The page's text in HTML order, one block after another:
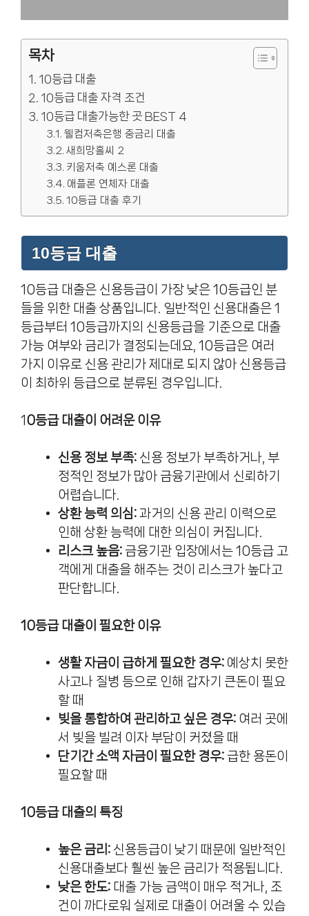
목차
10등급 대출
10등급 대출 자격 조건
10등급 대출가능한 곳 BEST 4
웰컴저축은행 중금리 대출
새희망홀씨 2
키움저축 예스론 대출
애플론 연체자 대출
10등급 대출 후기
10등급 대출
10등급 대출은 신용등급이 가장 낮은 10등급인 분
들을 위한 대출 상품입니다. 일반적인 신용대출은 1
등급부터 10등급까지의 신용등급을 기준으로 대출
가능 여부와 금리가 결정되는데요, 10등급은 여러
가지 이유로 신용 관리가 제대로 되지 않아 신용등급
이 최하위 등급으로 분류된 경우입니다.
1 0등급 대출이 어려운 이유
신용 정보 부족: 신용 정보가 부족하거나, 부
정적인 정보가 많아 금융기관에서 신뢰하기
어렵습니다.
상환 능력 의심: 과거의 신용 관리 이력으로
인해 상환 능력에 대한 의심이 커집니다.
리스크 높음: 금융기관 입장에서는 10등급 고
객에게 대출을 해주는 것이 리스크가 높다고
판단합니다.
10등급 대출이 필요한 이유
생활 자금이 급하게 필요한 경우: 예상치 못한
사고나 질병 등으로 인해 갑자기 큰돈이 필요
할 때
빚을 통합하여 관리하고 싶은 경우: 여러 곳에
서 빚을 빌려 이자 부담이 커졌을 때
단기간 소액 자금이 필요한 경우: 급한 용돈이
필요할 때
10등급 대출의 특징
높은 금리: 신용등급이 낮기 때문에 일반적인
신용대출보다 훨씬 높은 금리가 적용됩니다.
낮은 한도: 대출 가능 금액이 매우 적거나, 조
건이 까다로워 실제로 대출이 어려울 수 있습